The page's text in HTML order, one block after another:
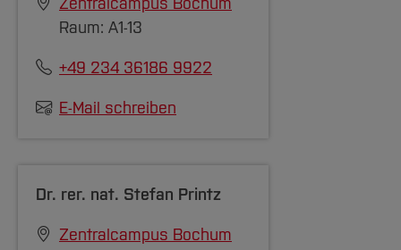
Raum: A1-13
+49 234 36186 9922
E-Mail schreiben
Dr. rer. nat. Stefan Printz
Zentralcampus Bochum